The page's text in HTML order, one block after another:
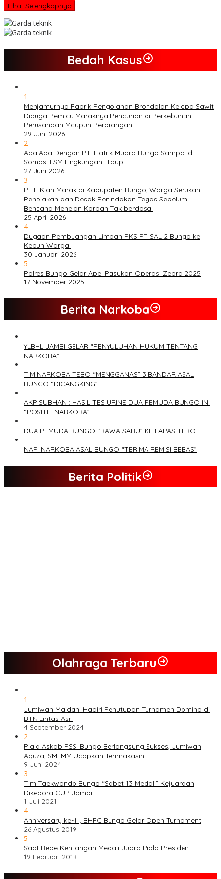
Lihat Selengkapnya
Bedah Kasus
1
Menjamurnya Pabrik Pengolahan Brondolan Kelapa Sawit
Diduga Pemicu Maraknya Pencurian di Perkebunan
Perusahaan Maupun Perorangan
29 Juni 2026
2
Ada Apa Dengan PT. Hatrik Muara Bungo Sampai di
Somasi LSM Lingkungan Hidup
27 Juni 2026
3
PETI Kian Marak di Kabupaten Bungo, Warga Serukan
Penolakan dan Desak Penindakan Tegas Sebelum
Bencana Menelan Korban Tak berdosa.
25 April 2026
4
Dugaan Pembuangan Limbah PKS PT SAL 2 Bungo ke
Kebun Warga.
30 Januari 2026
5
Polres Bungo Gelar Apel Pasukan Operasi Zebra 2025
17 November 2025
Berita Narkoba
YLBHL JAMBI GELAR “PENYULUHAN HUKUM TENTANG
NARKOBA”
TIM NARKOBA TEBO “MENGGANAS” 3 BANDAR ASAL
BUNGO “DICANGKING”
AKP SUBHAN : HASIL TES URINE DUA PEMUDA BUNGO INI
“POSITIF NARKOBA”
DUA PEMUDA BUNGO “BAWA SABU” KE LAPAS TEBO
NAPI NARKOBA ASAL BUNGO “TERIMA REMISI BEBAS”
Berita Politik
Olahraga Terbaru
1
Jumiwan Maidani Hadiri Penutupan Turnamen Domino di
BTN Lintas Asri
4 September 2024
2
Piala Askab PSSI Bungo Berlangsung Sukses, Jumiwan
Aguza, SM. MM Ucapkan Terimakasih
9 Juni 2024
3
Tim Taekwondo Bungo “Sabet 13 Medali” Kejuaraan
Dikepora CUP Jambi
1 Juli 2021
4
Anniversary ke-III , BHFC Bungo Gelar Open Turnament
26 Agustus 2019
5
Saat Bepe Kehilangan Medali Juara Piala Presiden
19 Februari 2018